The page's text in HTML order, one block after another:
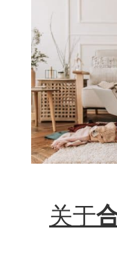
关于